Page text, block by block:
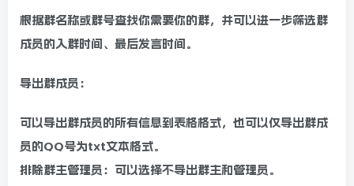
根据群名称或群号查找你需要你的群，并可以进一步筛选群
成员的入群时间、最后发言时间。
导出群成员：
可以导出群成员的所有信息到表格格式，也可以仅导出群成
员的QQ号为txt文本格式。
排除群主管理员：可以选择不导出群主和管理员。